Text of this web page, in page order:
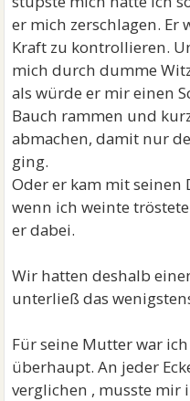
er mich zerschlagen. Er
Kraft zu kontrollieren.
mich durch dumme
als würde er mir einen
Bauch rammen und
abmachen, damit nur
ging.
Oder er kam mit
wenn ich weinte
er dabei.
Wir hatten deshalb
unterließ das
Für seine Mutter war
überhaupt. An jeder
verglichen , musste mir